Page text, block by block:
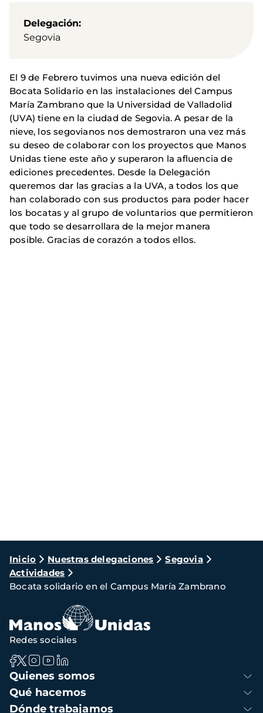
Delegación
Segovia
El 9 de Febrero tuvimos una nueva edición del
Bocata Solidario en las instalaciones del Campus
María Zambrano que la Universidad de Valladolid
(UVA) tiene en la ciudad de Segovia. A pesar de la
nieve, los segovianos nos demostraron una vez más
su deseo de colaborar con los proyectos que Manos
Unidas tiene este año y superaron la afluencia de
ediciones precedentes. Desde la Delegación
queremos dar las gracias a la UVA, a todos los que
han colaborado con sus productos para poder hacer
los bocatas y al grupo de voluntarios que permitieron
que todo se desarrollara de la mejor manera
posible. Gracias de corazón a todos ellos.
Ruta
de
navegación
Inicio Nuestras delegaciones
Segovia
Actividades
Bocata solidario en el Campus María Zambrano
Navegación
principal
Quienes somos
Qué hacemos
Dónde trabajamos
Redes sociales